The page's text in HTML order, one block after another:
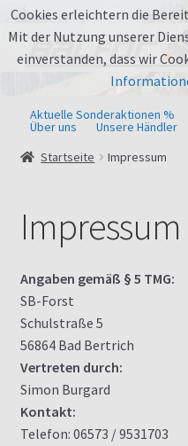
Zur
Navigation
Zum
Inhalt
BALFOR Säge Samurai
BALFOR Sägespaltautomat
Datenschutzbelehrung
Fotos und Videos Solis
Aktuelle Sonderaktionen %
Über uns Unsere Händler
Startseite
Impressum
Impressum
Angaben gemäß § 5 TMG:
SB-Forst
Schulstraße 5
56864 Bad Bertrich
Vertreten durch:
Simon Burgard
Kontakt:
Telefon: 06573 / 9531703
Cookies erleichtern die
Mit der Nutzung unserer
einverstanden, dass wir